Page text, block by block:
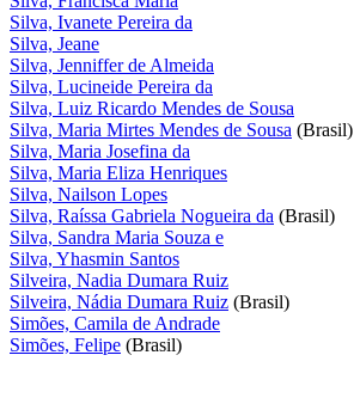
Silva, Ivanete Pereira da
Silva, Jeane
Silva, Jenniffer de Almeida
Silva, Lucineide Pereira da
Silva, Luiz Ricardo Mendes de Sousa
Silva, Maria Mirtes Mendes de Sousa (Brasil)
Silva, Maria Josefina da
Silva, Maria Eliza Henriques
Silva, Nailson Lopes
Silva, Raíssa Gabriela Nogueira da (Brasil)
Silva, Sandra Maria Souza e
Silva, Yhasmin Santos
Silveira, Nadia Dumara Ruiz
Silveira, Nádia Dumara Ruiz (Brasil)
Simões, Camila de Andrade
Simões, Felipe (Brasil)